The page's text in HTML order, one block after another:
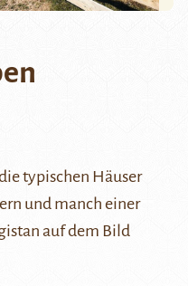
typischen Häuser
und manch einer
auf dem Bild